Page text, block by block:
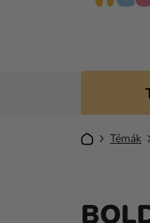
KezdőlapTémák